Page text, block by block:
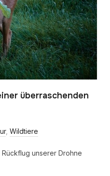
überraschenden
, Wildtiere
unserer Drohne